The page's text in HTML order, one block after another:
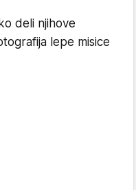
deli njihove
lepe misice